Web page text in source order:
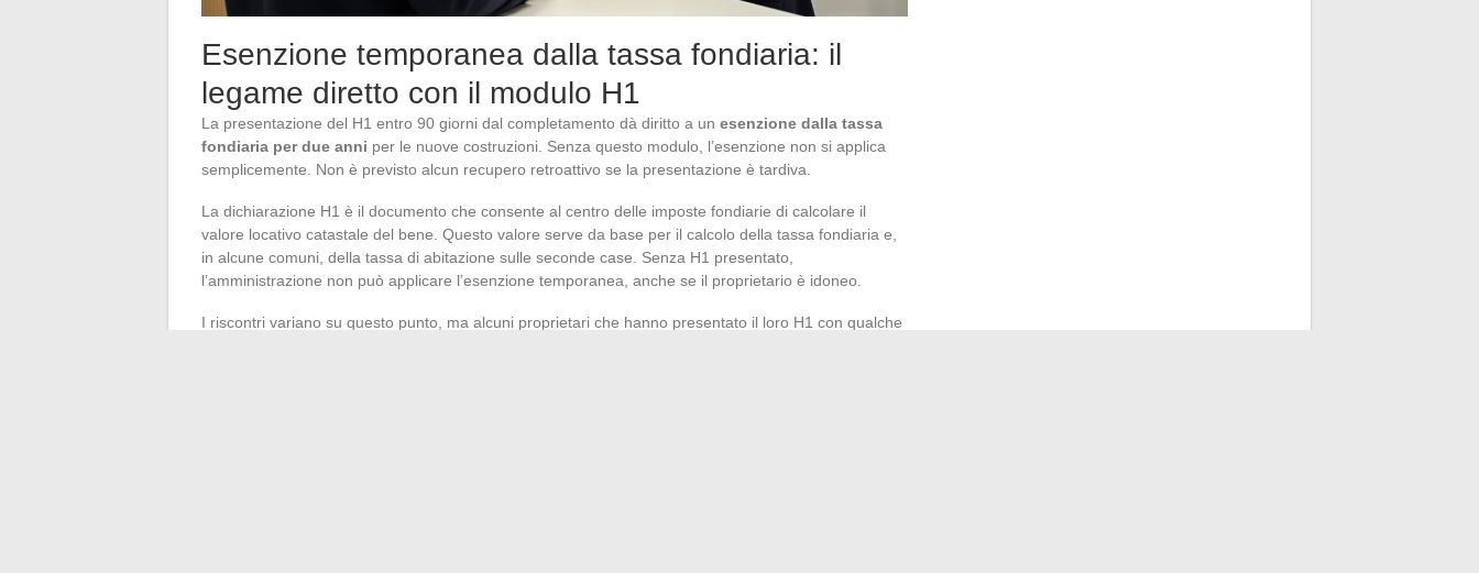
Esenzione temporanea dalla tassa fondiaria: il
legame diretto con il modulo H1
La presentazione del H1 entro 90 giorni dal completamento dà diritto a un esenzione dalla tassa
fondiaria per due anni per le nuove costruzioni. Senza questo modulo, l’esenzione non si applica
semplicemente. Non è previsto alcun recupero retroattivo se la presentazione è tardiva.
La dichiarazione H1 è il documento che consente al centro delle imposte fondiarie di calcolare il
valore locativo catastale del bene. Questo valore serve da base per il calcolo della tassa fondiaria e,
in alcune comuni, della tassa di abitazione sulle seconde case. Senza H1 presentato,
l’amministrazione non può applicare l’esenzione temporanea, anche se il proprietario è idoneo.
I riscontri variano su questo punto, ma alcuni proprietari che hanno presentato il loro H1 con qualche